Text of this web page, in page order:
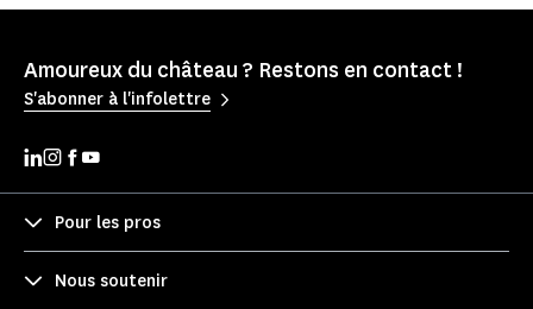
Amoureux du château ? Restons en contact !
S'abonner à l'infolettre
Pour les pros
Nous soutenir